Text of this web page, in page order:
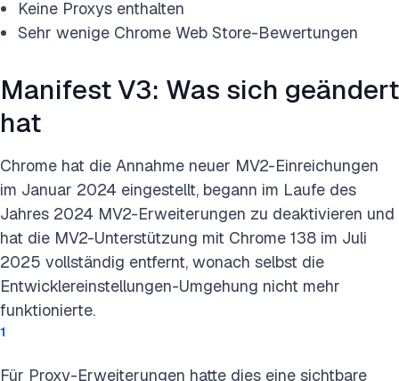
Keine Proxys enthalten
Sehr wenige Chrome Web Store-Bewertungen
Manifest V3: Was sich geändert
hat
Chrome hat die Annahme neuer MV2-Einreichungen
im Januar 2024 eingestellt, begann im Laufe des
Jahres 2024 MV2-Erweiterungen zu deaktivieren und
hat die MV2-Unterstützung mit Chrome 138 im Juli
2025 vollständig entfernt, wonach selbst die
Entwicklereinstellungen-Umgehung nicht mehr
funktionierte.
1
Für Proxy-Erweiterungen hatte dies eine sichtbare